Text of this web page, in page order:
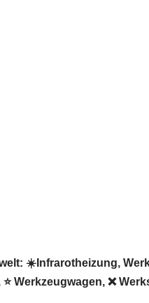
☀️Infrarotheizung,
Werkzeugwagen, ❌